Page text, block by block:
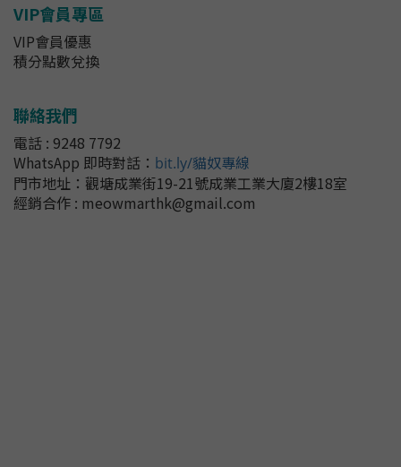
VIP會員專區
VIP會員優惠
積分點數兌換
聯絡我們
電話 : 9248 7792
WhatsApp 即時對話 ： bit.ly/貓奴專線
門市地址： 觀塘成業街19-21號成業工業大廈2樓18室
經銷合作 : meowmarthk@gmail.com